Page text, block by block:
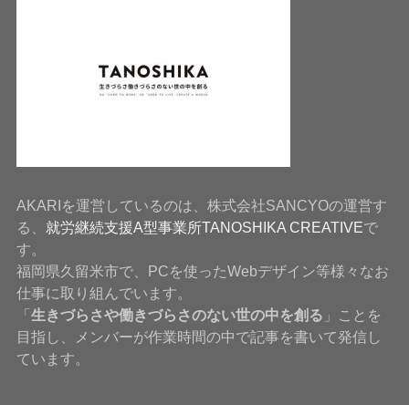
AKARIを運営しているのは、株式会社SANCYOの運営す
る、 就労継続支援A型事業所TANOSHIKA CREATIVEで
す。
福岡県久留米市で、PCを使ったWebデザイン等様々なお
仕事に取り組んでいます。
「生きづらさや働きづらさのない世の中を創る 」ことを
目指し、メンバーが作業時間の中で記事を書いて発信し
ています。